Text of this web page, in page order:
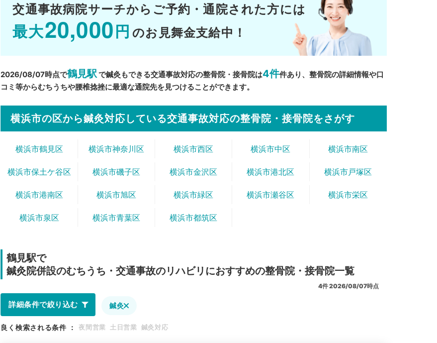
交通事故病院サーチから ご予約・通院された方には
最大20,000 円 のお見舞金支給中！
2026/08/07時点で鶴見駅で鍼灸もできる交通事故対応の整骨院・接骨院は4件件あり、整骨院の詳細情報や口
コミ等からむちうちや腰椎捻挫に最適な通院先を見つけることができます。
横浜市の区から鍼灸対応している交通事故対応の整骨院・接骨院をさがす
横浜市鶴見区 横浜市神奈川区 横浜市西区 横浜市中区 横浜市南区
横浜市保土ケ谷区 横浜市磯子区 横浜市金沢区 横浜市港北区 横浜市戸塚区
横浜市港南区 横浜市旭区 横浜市緑区 横浜市瀬谷区 横浜市栄区
横浜市泉区 横浜市青葉区 横浜市都筑区
鶴見駅で
鍼灸院併設のむちうち・交通事故のリハビリにおすすめの整骨院・接骨院一覧
4件2026/08/07時点
詳細条件で絞り込む 鍼灸
良く検索される条件 ： 夜間営業 土日営業 鍼灸対応